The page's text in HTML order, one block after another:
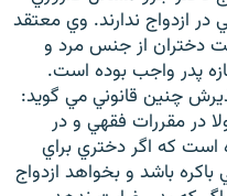
ازدواج ندارند. وي معتقد
دختران از جنس مرد و
پدر واجب بوده است.
چنين قانوني مي گويد:
در مقررات فقهي و در
که اگر دختري براي
باکره باشد و بخواهد ازدواج